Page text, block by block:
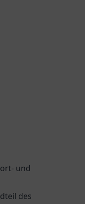
und
des